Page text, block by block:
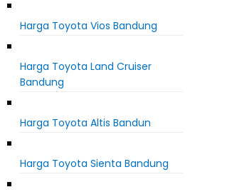
Harga Toyota Vios Bandung
Harga Toyota Land Cruiser
Bandung
Harga Toyota Altis Bandun
Harga Toyota Sienta Bandung